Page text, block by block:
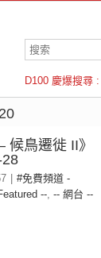
D100 慶爆搜尋 :
羅倫斯
候鳥遷徙 II》
#免費頻道 -
--, -- 網台 --